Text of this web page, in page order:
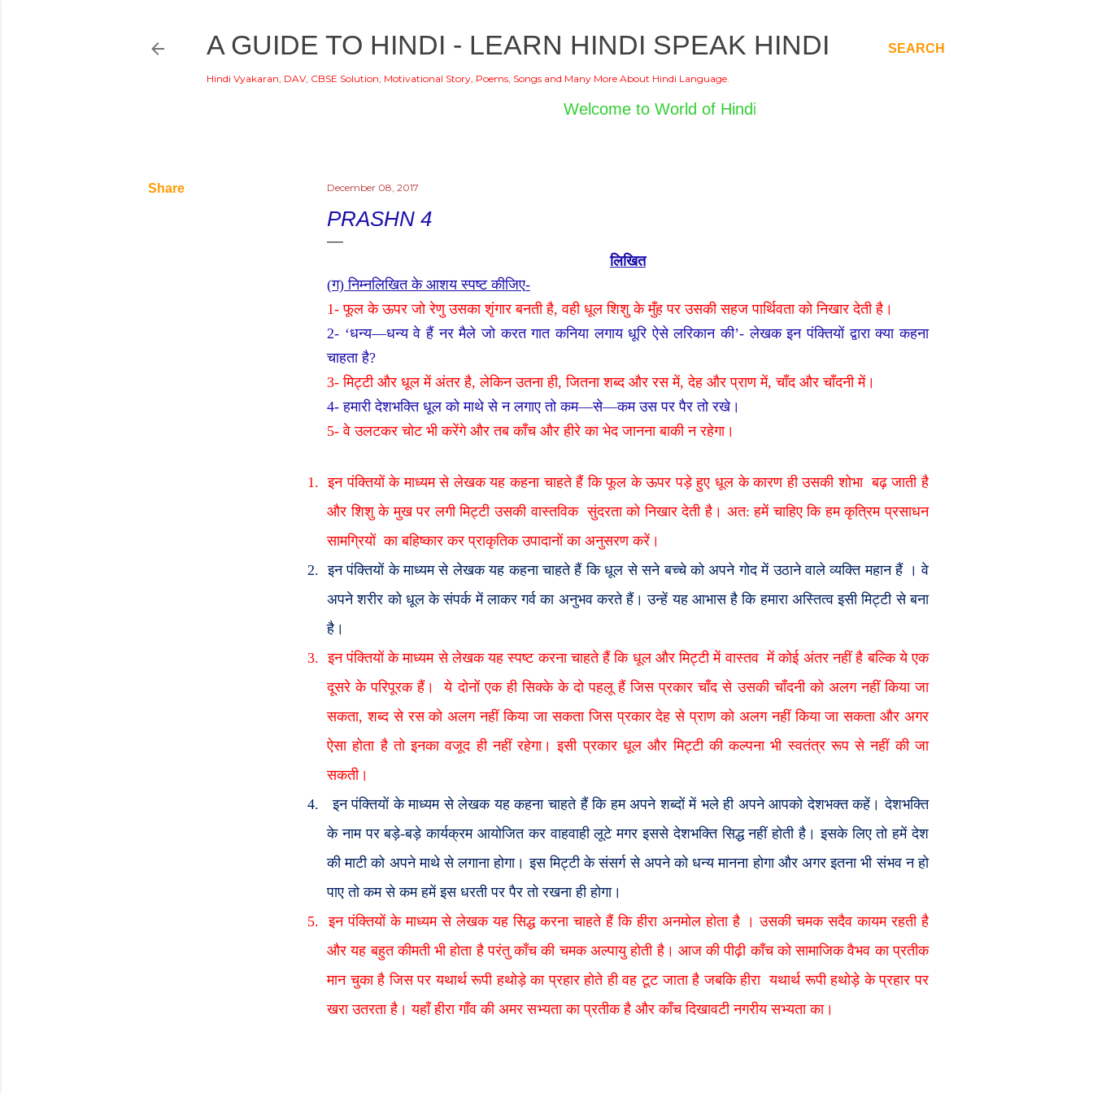
SEARCH
A GUIDE TO HINDI - LEARN HINDI SPEAK HINDI
Hindi Vyakaran, DAV, CBSE Solution, Motivational Story, Poems, Songs and Many More About Hindi Language.
Welcome to World of Hindi
Share December 08, 2017
PRASHN 4
लिखित
(ग) निम्नलिखित के आशय स्पष्ट कीजिए-
1-फूल के ऊपर जो रेणु उसका शृंगार बनती है,वही धूल शिशु के मुँह पर उसकी सहज पार्थिवता को निखार देती है।
2- ‘धन्य—धन्य वे हैं नर मैले जो करत गात कनिया लगाय धूरि ऐसे लरिकान की’-लेखक इन पंक्तियों द्वारा क्या कहना
चाहता है?
3-मिट्टी और धूल में अंतर है,लेकिन उतना ही,जितना शब्द और रस में,देह और प्राण में,चाँद और चाँदनी में।
4-हमारी देशभक्ति धूल को माथे से न लगाए तो कम—से—कम उस पर पैर तो रखे।
5-वे उलटकर चोट भी करेंगे और तब काँच और हीरे का भेद जानना बाकी न रहेगा।
1. इन पंक्तियों के माध्यम से लेखक यह कहना चाहते हैं कि फूल के ऊपर पड़े हुए धूल के कारण ही उसकी शोभा बढ़ जाती है
और शिशु के मुख पर लगी मिट्टी उसकी वास्तविक सुंदरता को निखार देती है। अत: हमें चाहिए कि हम कृत्रिम प्रसाधन
सामग्रियों का बहिष्कार कर प्राकृतिक उपादानों का अनुसरण करें।
2. इन पंक्तियों के माध्यम से लेखक यह कहना चाहते हैं कि धूल से सने बच्चे को अपने गोद में उठाने वाले व्यक्ति महान हैं । वे
अपने शरीर को धूल के संपर्क में लाकर गर्व का अनुभव करते हैं। उन्हें यह आभास है कि हमारा अस्तित्व इसी मिट्टी से बना
है।
3. इन पंक्तियों के माध्यम से लेखक यह स्पष्ट करना चाहते हैं कि धूल और मिट्टी में वास्तव में कोई अंतर नहीं है बल्कि ये एक
दूसरे के परिपूरक हैं।
ये दोनों एक ही सिक्के के दो पहलू हैं जिस प्रकार चाँद से उसकी चाँदनी को अलग नहीं किया जा
सकता,शब्द से रस को अलग नहीं किया जा सकता जिस प्रकार देह से प्राण को अलग नहीं किया जा सकता और अगर
ऐसा होता है तो इनका वजूद ही नहीं रहेगा। इसी प्रकार धूल और मिट्टी की कल्पना भी स्वतंत्र रूप से नहीं की जा
सकती।
4.
इन पंक्तियों के माध्यम से लेखक यह कहना चाहते हैं कि हम अपने शब्दों में भले ही अपने आपको देशभक्त कहें । देशभक्ति
के नाम पर बड़े-बड़े कार्यक्रम आयोजित कर वाहवाही लूटे मगर इससे देशभक्ति सिद्ध नहीं होती है। इसके लिए तो हमें देश
की माटी को अपने माथे से लगाना होगा। इस मिट्टी के संसर्ग से अपने को धन्य मानना होगा और अगर इतना भी संभव न हो
पाए तो कम से कम हमें इस धरती पर पैर तो रखना ही होगा।
5.
इन पंक्तियों के माध्यम से लेखक यह सिद्ध करना चाहते हैं कि हीरा अनमोल होता है । उसकी चमक सदैव कायम रहती है
और यह बहुत कीमती भी होता है परंतु काँच की चमक अल्पायु होती है। आज की पीढ़ी काँच को सामाजिक वैभव का प्रतीक
मान चुका है जिस पर यथार्थ रूपी हथोड़े का प्रहार होते ही वह टूट जाता है जबकि हीरा यथार्थ रूपी हथोड़े के प्रहार पर
खरा उतरता है। यहाँ हीरा गाँव की अमर सभ्यता का प्रतीक है और काँच दिखावटी नगरीय सभ्यता का।